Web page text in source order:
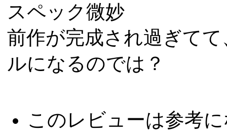
スペック微妙
前作が完成され過ぎて
ルになるのでは？
このレビューは参考